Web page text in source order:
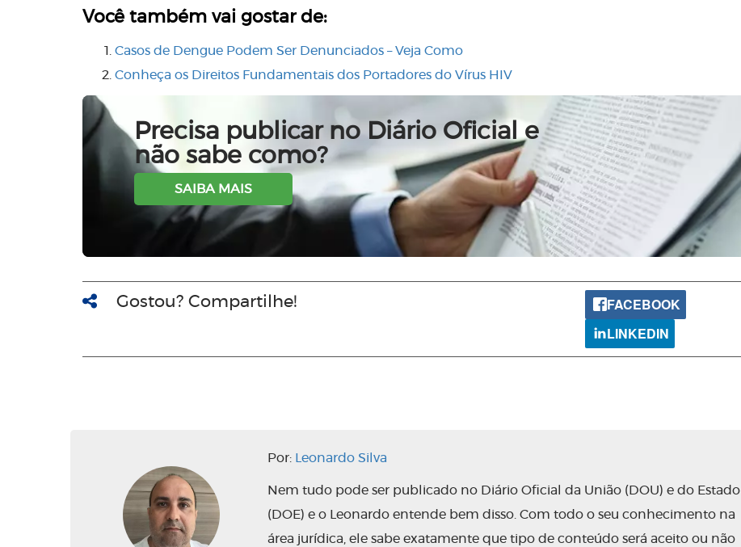
Você também vai gostar de:
Casos de Dengue Podem Ser Denunciados – Veja Como
Conheça os Direitos Fundamentais dos Portadores do Vírus HIV
Precisa publicar no Diário Oficial e
não sabe como?
SAIBA MAIS
Gostou? Compartilhe!
FACEBOOK
LINKEDIN
Por: Leonardo Silva
Nem tudo pode ser publicado no Diário Oficial da União (DOU) e do Estado
(DOE) e o Leonardo entende bem disso. Com todo o seu conhecimento na
área jurídica, ele sabe exatamente que tipo de conteúdo será aceito ou não